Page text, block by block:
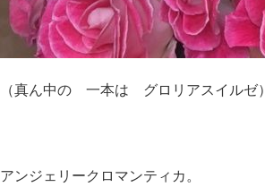
（真ん中の 一本は グロリアスイルゼ）
アンジェリークロマンティカ。